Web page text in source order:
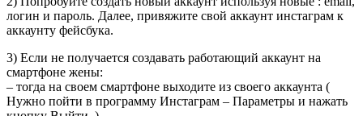
логин и пароль. Далее, привяжите свой аккаунт инстаграм к
аккаунту фейсбука.
3) Если не получается создавать работающий аккаунт на
смартфоне жены:
– тогда на своем смартфоне выходите из своего аккаунта (
Нужно пойти в программу Инстаграм – Параметры и нажать